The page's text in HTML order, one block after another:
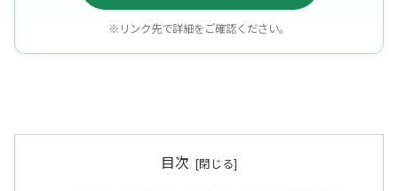
※リンク先で詳細をご確認ください。
目次